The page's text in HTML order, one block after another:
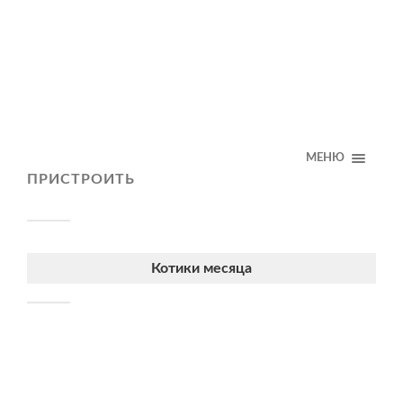
МЕНЮ
ПРИСТРОИТЬ
Котики месяца